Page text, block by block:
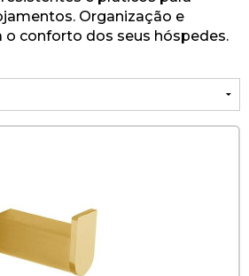
Organização e
o conforto dos seus hóspedes.